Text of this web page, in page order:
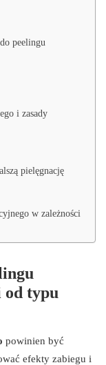
peelingu
i zasady
pielęgnację
w zależności
od typu
powinien być
efekty zabiegu i